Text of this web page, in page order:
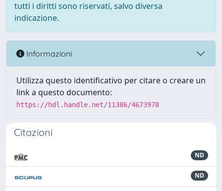
tutti i diritti sono riservati, salvo diversa
indicazione.
Informazioni
Utilizza questo identificativo per citare o creare un
link a questo documento:
https://hdl.handle.net/11386/4673978
Citazioni
ND
ND